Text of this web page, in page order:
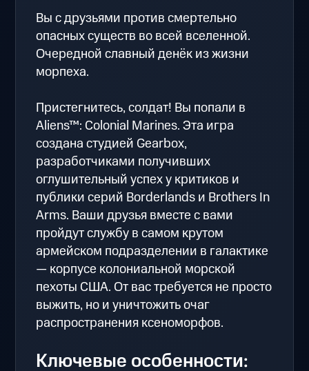
Вы с друзьями против смертельно
опасных существ во всей вселенной.
Очередной славный денёк из жизни
морпеха.
Пристегнитесь, солдат! Вы попали в
Aliens™: Colonial Marines. Эта игра
создана студией Gearbox,
разработчиками получивших
оглушительный успех у критиков и
публики серий Borderlands и Brothers In
Arms. Ваши друзья вместе с вами
пройдут службу в самом крутом
армейском подразделении в галактике
— корпусе колониальной морской
пехоты США. От вас требуется не просто
выжить, но и уничтожить очаг
распространения ксеноморфов.
Ключевые особенности: